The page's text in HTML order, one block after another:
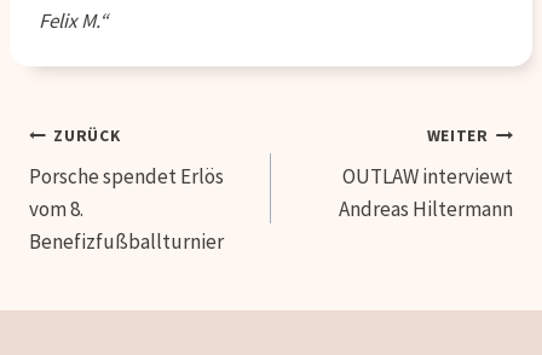
Felix M.“
Beitragsnavigation
ZURÜCK
Porsche spendet Erlös
vom 8.
Benefizfußballturnier
WEITER
OUTLAW interviewt
Andreas Hiltermann